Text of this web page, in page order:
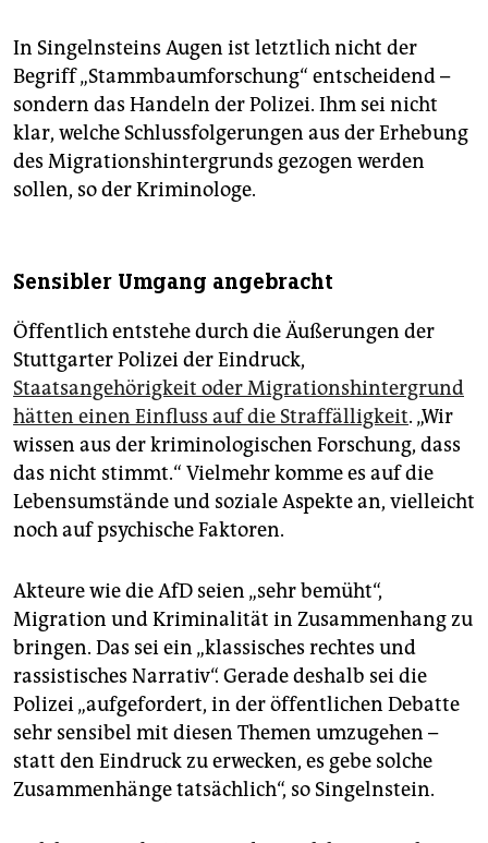
In Singelnsteins Augen ist letztlich nicht der
Begriff „Stammbaumforschung“ entscheidend –
sondern das Handeln der Polizei. Ihm sei nicht
klar, welche Schlussfolgerungen aus der Erhebung
des Migrationshintergrunds gezogen werden
sollen, so der Kriminologe.
Sensibler Umgang angebracht
Öffentlich entstehe durch die Äußerungen der
Stuttgarter Polizei der Eindruck,
Staatsangehörigkeit oder Migrationshintergrund
hätten einen Einfluss auf die Straffälligkeit. „Wir
wissen aus der kriminologischen Forschung, dass
das nicht stimmt.“ Vielmehr komme es auf die
Lebensumstände und soziale Aspekte an, vielleicht
noch auf psychische Faktoren.
Akteure wie die AfD seien „sehr bemüht“,
Migration und Kriminalität in Zusammenhang zu
bringen. Das sei ein „klassisches rechtes und
rassistisches Narrativ“. Gerade deshalb sei die
Polizei „aufgefordert, in der öffentlichen Debatte
sehr sensibel mit diesen Themen umzugehen –
statt den Eindruck zu erwecken, es gebe solche
Zusammenhänge tatsächlich“, so Singelnstein.